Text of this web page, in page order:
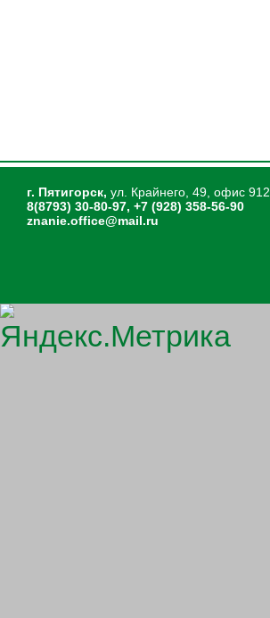
г. Пятигорск, ул. Крайнего, 49, офис 912
8(8793) 30-80-97, +7 (928) 358-56-90
znanie.office@mail.ru